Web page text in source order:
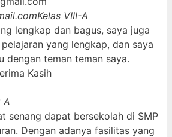
Kelas VIII-A
lengkap dan bagus, saya juga
yang lengkap, dan saya
dengan teman teman saya.
Kasih
A
senang dapat bersekolah di SMP
Dengan adanya fasilitas yang